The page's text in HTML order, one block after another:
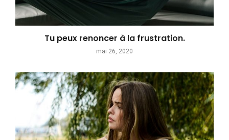
Tu peux renoncer à la frustration.
mai 26, 2020